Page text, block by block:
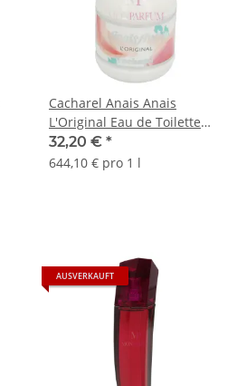
Cacharel Anais Anais
L'Original Eau de Toilette
50ml
32,20 € *
644,10 € pro 1 l
AUSVERKAUFT